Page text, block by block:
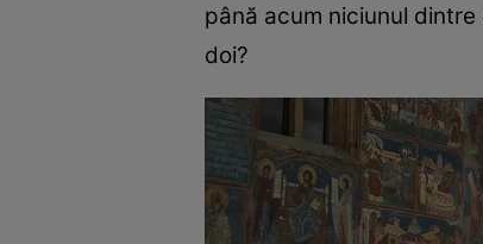
până acum niciunul
doi?